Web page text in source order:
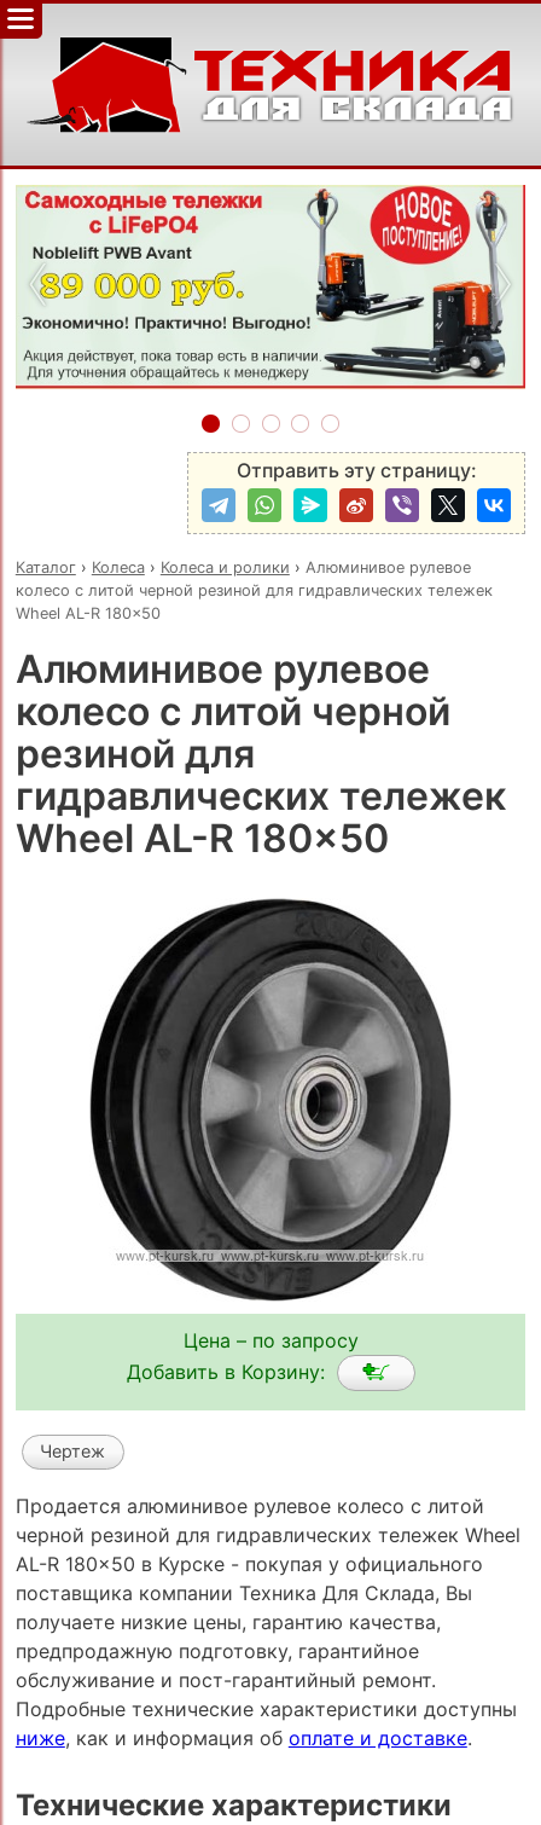
‹ ›
Отправить эту страницу:
Каталог› Колеса› Колеса и ролики › Алюминивое рулевое
колесо с литой черной резиной для гидравлических тележек
Wheel AL-R 180x50
Алюминивое рулевое
колесо с литой черной
резиной для
гидравлических тележек
Wheel AL-R 180x50
Цена – по запросу
Добавить в Корзину:
Чертеж
Продается алюминивое рулевое колесо с литой
черной резиной для гидравлических тележек Wheel
AL-R 180x50 в Курске - покупая у официального
поставщика компании Техника Для Склада, Вы
получаете низкие цены, гарантию качества,
предпродажную подготовку, гарантийное
обслуживание и пост-гарантийный ремонт.
Подробные технические характеристики доступны
ниже, как и информация об оплате и доставке.
Технические характеристики